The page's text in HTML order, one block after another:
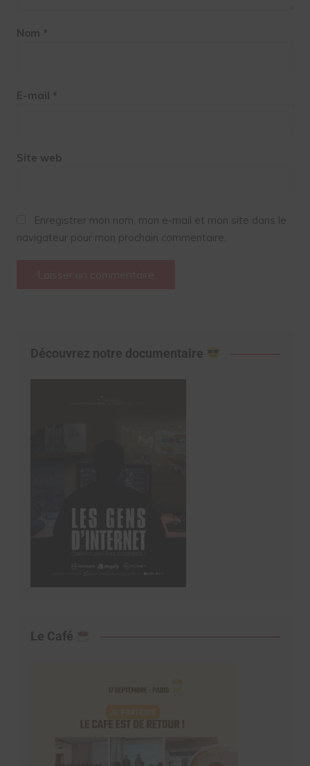
Nom *
E-mail *
Site web
Enregistrer mon nom, mon e-mail et mon site dans le
navigateur pour mon prochain commentaire.
Découvrez notre documentaire
Le Café